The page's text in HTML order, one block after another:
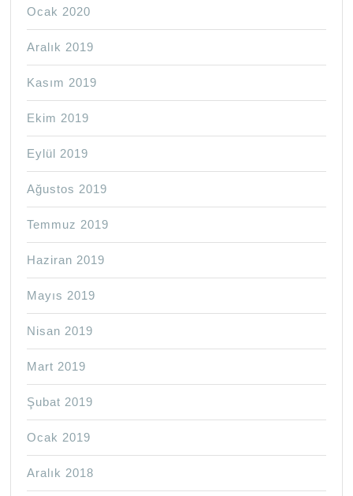
Ocak 2020
Aralık 2019
Kasım 2019
Ekim 2019
Eylül 2019
Ağustos 2019
Temmuz 2019
Haziran 2019
Mayıs 2019
Nisan 2019
Mart 2019
Şubat 2019
Ocak 2019
Aralık 2018